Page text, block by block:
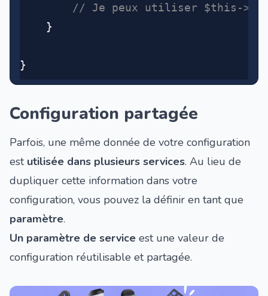
// Je peux utiliser $this-
	}
}
Configuration partagée
Parfois, une même donnée de votre configuration
est utilisée dans plusieurs services. Au lieu de
dupliquer cette information dans votre
configuration, vous pouvez la définir en tant que
paramètre.
Un paramètre de service est une valeur de
configuration réutilisable et partagée.